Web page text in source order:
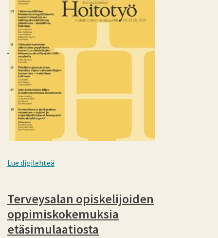
Lue digilehteä
Terveysalan opiskelijoiden
oppimiskokemuksia
etäsimulaatiosta